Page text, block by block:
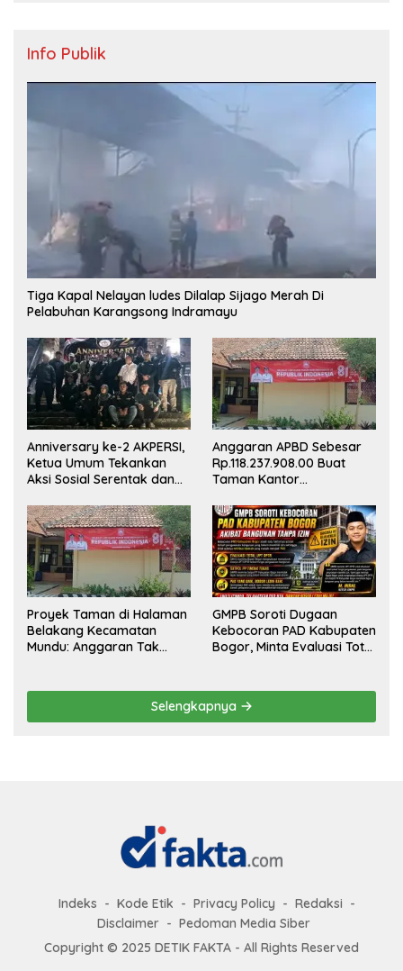
Info Publik
Tiga Kapal Nelayan ludes Dilalap Sijago Merah Di
Pelabuhan Karangsong Indramayu
Anniversary ke-2 AKPERSI,
Ketua Umum Tekankan
Aksi Sosial Serentak dan
Konstituen ke Dewan Pers
Anggaran APBD Sebesar
Rp.118.237.908.00 Buat
Taman Kantor
Masuk Akal, Harus
Dipertanggungjawabkan
Secara Terbuka!
Proyek Taman di Halaman
Belakang Kecamatan
Mundu: Anggaran Tak
GMPB Soroti Dugaan
Kebocoran PAD Kabupaten
Bogor, Minta Evaluasi Total
Selengkapnya
Indeks Kode Etik Privacy Policy
Redaksi
Disclaimer
Pedoman Media Siber
Copyright © 2025 DETIK FAKTA - All Rights Reserved